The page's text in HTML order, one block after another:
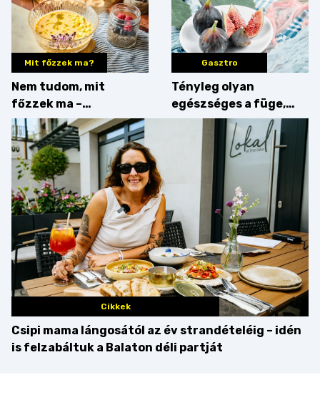
Mit főzzek ma?
Nem tudom, mit
főzzek ma –
Villámgyors menü
Gasztro
Tényleg olyan
egészséges a füge,
mint amilyennek
gondoljuk?
Cikkek
Csipi mama lángosától az év strandételéig – idén
is felzabáltuk a Balaton déli partját